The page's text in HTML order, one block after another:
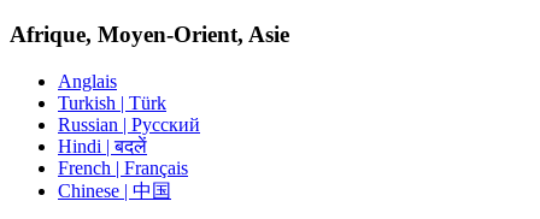
Afrique, Moyen-Orient, Asie
Anglais
Turkish | Türk
Russian | Русский
Hindi | बदलें
French | Français
Chinese | 中国